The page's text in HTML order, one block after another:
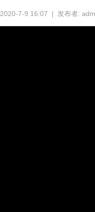
2020-7-9 16:07 | 发布者: